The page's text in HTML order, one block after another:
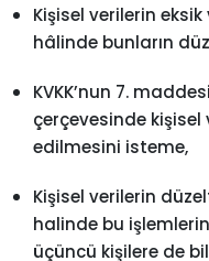
Kişisel verilerin
hâlinde bunların
KVKK’nun 7.
çerçevesinde
edilmesini isteme,
Kişisel verilerin
halinde bu
üçüncü kişilere de